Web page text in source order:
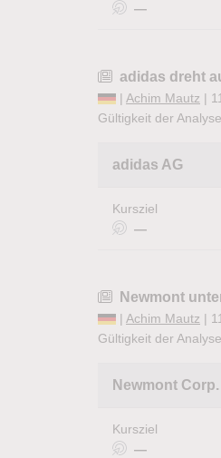
—
adidas dreht
| Achim Mautz |
Gültigkeit der
adidas AG
Kursziel
—
Newmont
| Achim Mautz |
Gültigkeit der
Newmont Corp.
Kursziel
—